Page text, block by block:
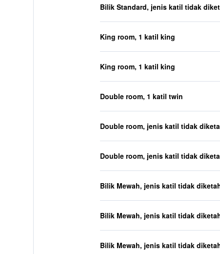
Bilik Standard, jenis katil tidak
King room, 1 katil king
King room, 1 katil king
Double room, 1 katil twin
Double room, jenis katil tidak
Double room, jenis katil tidak
Bilik Mewah, jenis katil tidak
Bilik Mewah, jenis katil tidak
Bilik Mewah, jenis katil tidak